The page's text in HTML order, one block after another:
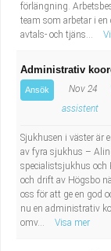
förlängning.
team som arbetar i
avtals- och tjäns...
Administrativ
Ansök Nov 24
assistent
Sjukhusen i väster är
av fyra sjukhus –
specialistsjukhus och
och drift av Högsbo
oss för att ge en god
nu en administrativ
omv...
Visa mer